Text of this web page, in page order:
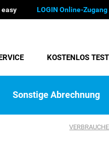
easy LOGIN Online-Zugang
KOSTENLOS
Sonstige Abrechnung